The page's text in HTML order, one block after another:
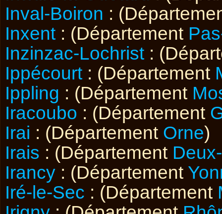
Inval-Boiron :
Inxent : (Département
Inzinzac-Lochrist :
Ippécourt : (Département
Ippling : (Département
Iracoubo : (Département
Irai : (Département Orne)
Irais : (Département
Irancy : (Département
Iré-le-Sec : (Département